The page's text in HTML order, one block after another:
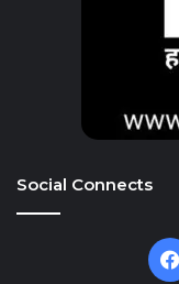
Social Connects